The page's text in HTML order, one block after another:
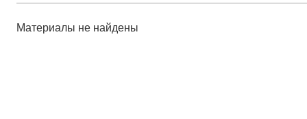
Материалы не найдены